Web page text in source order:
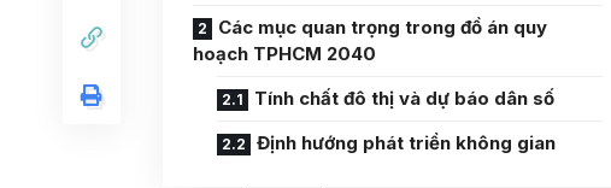
Các mục quan trọng trong đồ án quy
hoạch TPHCM 2040
Tính chất đô thị và dự báo dân số
Định hướng phát triển không gian